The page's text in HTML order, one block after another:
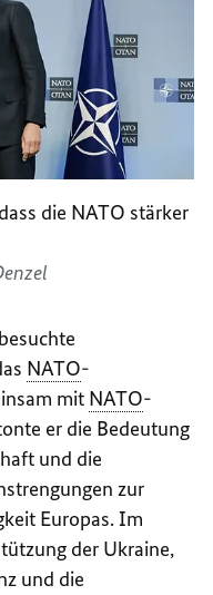
die NATO stärker
NATO-
mit NATO-
er die Bedeutung
und die
zur
Europas. Im
der Ukraine,
und die